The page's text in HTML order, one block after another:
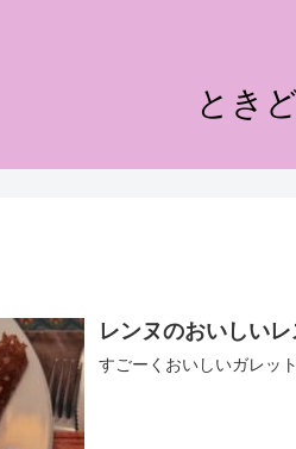
とき
レンヌのおいしい
すごーくおいしいガレッ